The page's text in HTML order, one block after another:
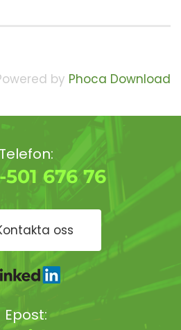
by Phoca Download
676 76
oss
Epost: